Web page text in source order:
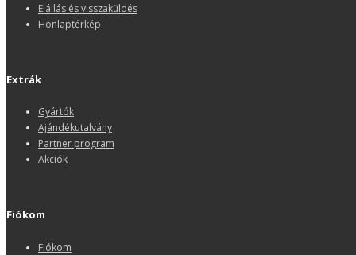
Elállás és visszaküldés
Honlaptérkép
Extrák
Gyártók
Ajándékutalvány
Partner program
Akciók
Fiókom
Fiókom